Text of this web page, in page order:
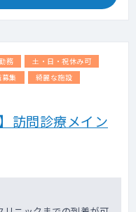
分けてはいませんが先生方
約の受け方等柔軟に対応い
問診療となります。
師（ドライバー兼務）と2名
まで幅広くご対応をお願い
務
土・日・祝休み可
集
綺麗な施設
訪問診療メイン